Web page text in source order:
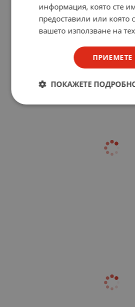
информация, която сте
предоставили или която
вашето използване на
ПОКАЖЕТЕ